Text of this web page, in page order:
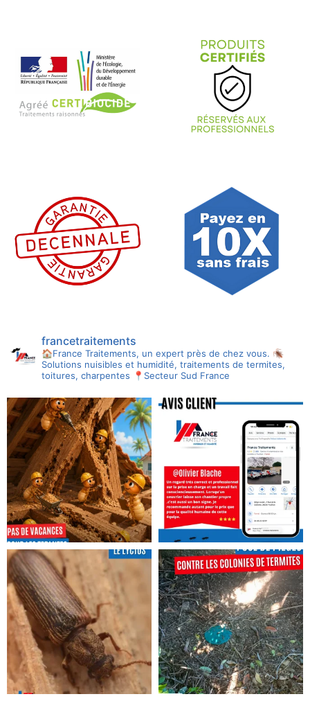
francetraitements
🏠France Traitements, un expert près de chez vous. 🪳
Solutions nuisibles et humidité, traitements de termites,
toitures, charpentes 📍Secteur Sud France